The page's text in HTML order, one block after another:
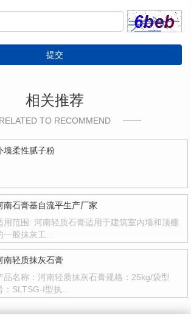
提交
相关推荐
RELATED TO RECOMMEND
墙柔性腻子粉
南石膏基自流平生产厂家
用范围: 河南轻质石膏适用于建筑室内墙和顶棚
一般抹灰工…
南轻质抹灰石膏
品名称：河南轻质抹灰石膏规格：25kg/袋型
：SLTSG-I型执…